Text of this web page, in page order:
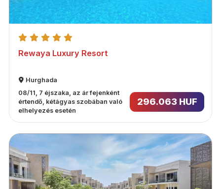
Rewaya Luxury Resort
Hurghada
08/11, 7 éjszaka, az ár fejenként
értendő, kétágyas szobában való
elhelyezés esetén
296.063 HUF